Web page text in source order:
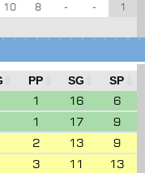
10 8 - - 1
PP SG SP
1 16
6
1 17
9
2 13
9
3 11
13